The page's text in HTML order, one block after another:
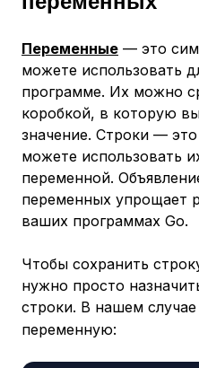
Переменные — это
можете использовать
программе. Их можно
коробкой, в которую
значение. Строки —
можете использовать
переменной.
переменных упрощает
ваших программах Go.
Чтобы сохранить
нужно просто
строки. В нашем
переменную: